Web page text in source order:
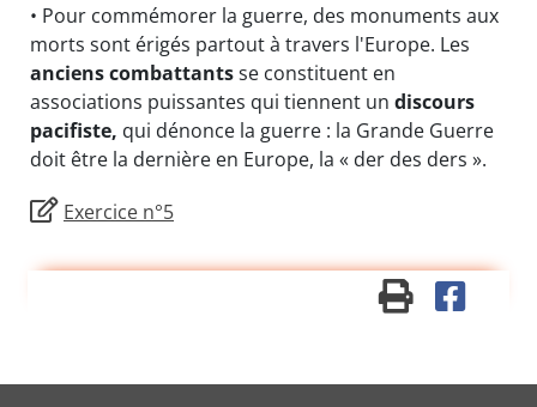
• Pour commémorer la guerre, des monuments aux
morts sont érigés partout à travers l'Europe. Les
anciens combattantsse constituent en
associations puissantes qui tiennent un discours
pacifiste, qui dénonce la guerre : la Grande Guerre
doit être la dernière en Europe, la « der des ders ».
Exercice n°5